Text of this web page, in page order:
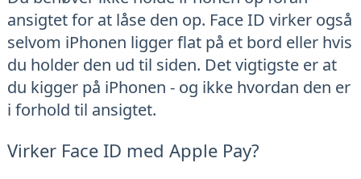
ansigtet for at låse den op. Face ID virker også
selvom iPhonen ligger flat på et bord eller hvis
du holder den ud til siden. Det vigtigste er at
du kigger på iPhonen - og ikke hvordan den er
i forhold til ansigtet.
Virker Face ID med Apple Pay?